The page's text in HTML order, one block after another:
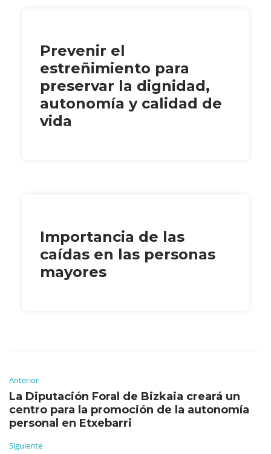
Prevenir el
estreñimiento para
preservar la dignidad,
autonomía y calidad de
vida
Importancia de las
caídas en las personas
mayores
Anterior
La Diputación Foral de Bizkaia creará un
centro para la promoción de la autonomía
personal en Etxebarri
Siguiente